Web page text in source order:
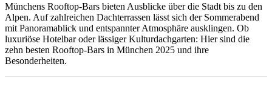
Münchens Rooftop-Bars bieten Ausblicke über die Stadt bis zu den
Alpen. Auf zahlreichen Dachterrassen lässt sich der Sommerabend
mit Panoramablick und entspannter Atmosphäre ausklingen. Ob
luxuriöse Hotelbar oder lässiger Kulturdachgarten: Hier sind die
zehn besten Rooftop-Bars in München 2025 und ihre
Besonderheiten.